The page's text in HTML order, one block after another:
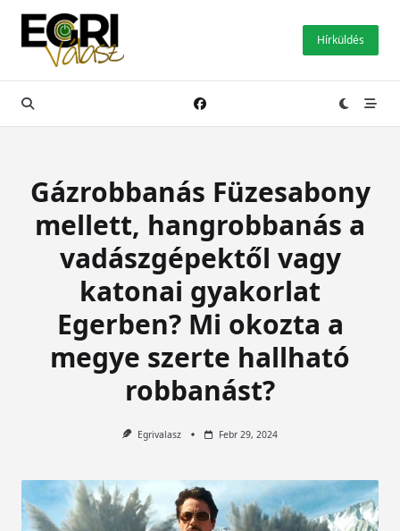
Skip
content
Hírküldés
Gázrobbanás Füzesabony
mellett, hangrobbanás a
vadászgépektől vagy
katonai gyakorlat
Egerben? Mi okozta a
megye szerte hallható
robbanást?
Egrivalasz Febr 29, 2024